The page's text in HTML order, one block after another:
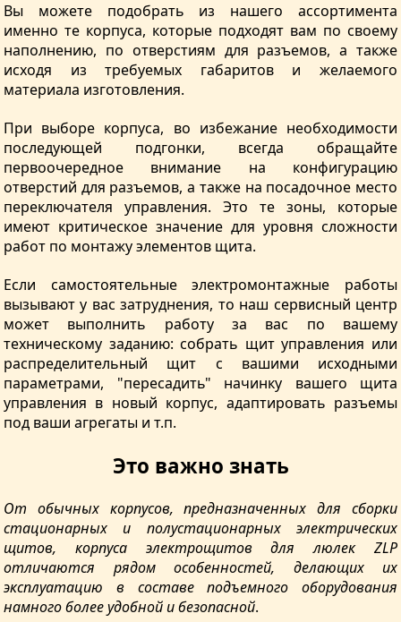
Вы можете подобрать из нашего ассортимента
именно те корпуса, которые подходят вам по своему
наполнению, по отверстиям для разъемов, а также
исходя из требуемых габаритов и желаемого
материала изготовления.
При выборе корпуса, во избежание необходимости
последующей подгонки, всегда обращайте
первоочередное внимание на конфигурацию
отверстий для разъемов, а также на посадочное место
переключателя управления. Это те зоны, которые
имеют критическое значение для уровня сложности
работ по монтажу элементов щита.
Если самостоятельные электромонтажные работы
вызывают у вас затруднения, то наш сервисный центр
может выполнить работу за вас по вашему
техническому заданию: собрать щит управления или
распределительный щит с вашими исходными
параметрами, "пересадить" начинку вашего щита
управления в новый корпус, адаптировать разъемы
под ваши агрегаты и т.п.
Это важно знать
От обычных корпусов, предназначенных для сборки
стационарных и полустационарных электрических
щитов, корпуса электрощитов для люлек ZLP
отличаются рядом особенностей, делающих их
эксплуатацию в составе подъемного оборудования
намного более удобной и безопасной.